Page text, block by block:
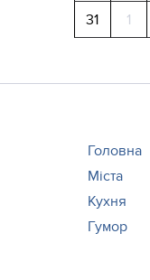
31
1
Головна
Міста
Кухня
Гумор